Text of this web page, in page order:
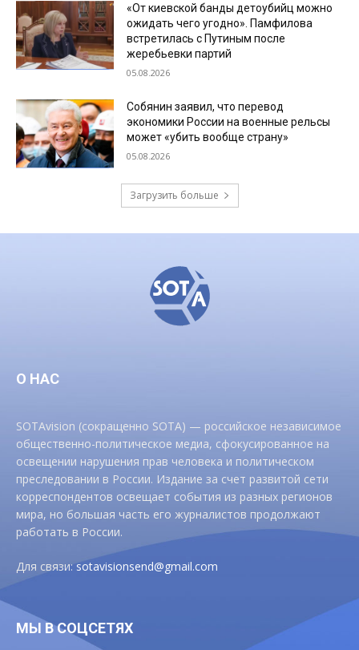
«От киевской банды детоубийц можно
ожидать чего угодно». Памфилова
встретилась с Путиным после
жеребьевки партий
05.08.2026
Собянин заявил, что перевод
экономики России на военные рельсы
может «убить вообще страну»
05.08.2026
Загрузить больше
О НАС
SOTAvision (сокращенно SOTA) — российское независимое
общественно-политическое медиа, сфокусированное на
освещении нарушения прав человека и политическом
преследовании в России. Издание за счет развитой сети
корреспондентов освещает события из разных регионов
мира, но большая часть его журналистов продолжают
работать в России.
Для связи:sotavisionsend@gmail.com
МЫ В СОЦСЕТЯХ